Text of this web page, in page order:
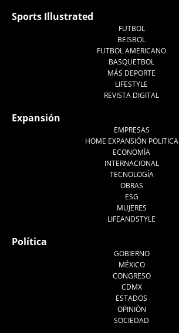
Sports Illustrated
FUTBOL
BEISBOL
FUTBOL AMERICANO
BASQUETBOL
MÁS DEPORTE
LIFESTYLE
REVISTA DIGITAL
Expansión
EMPRESAS
HOME EXPANSIÓN POLITICA
ECONOMÍA
INTERNACIONAL
TECNOLOGÍA
OBRAS
ESG
MUJERES
LIFEANDSTYLE
Política
GOBIERNO
MÉXICO
CONGRESO
CDMX
ESTADOS
OPINIÓN
SOCIEDAD